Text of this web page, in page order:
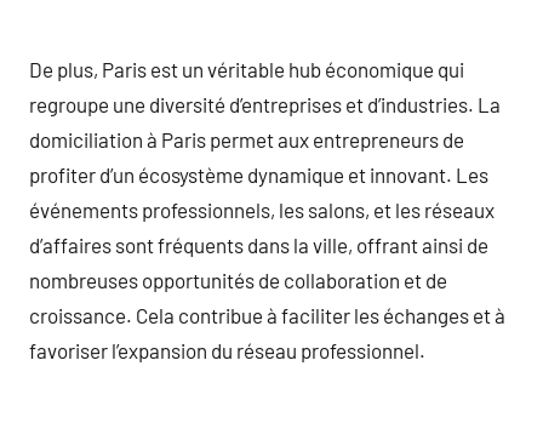
De plus, Paris est un véritable hub économique qui
regroupe une diversité d’entreprises et d’industries. La
domiciliation à Paris permet aux entrepreneurs de
profiter d’un écosystème dynamique et innovant. Les
événements professionnels, les salons, et les réseaux
d’affaires sont fréquents dans la ville, offrant ainsi de
nombreuses opportunités de collaboration et de
croissance. Cela contribue à faciliter les échanges et à
favoriser l’expansion du réseau professionnel.